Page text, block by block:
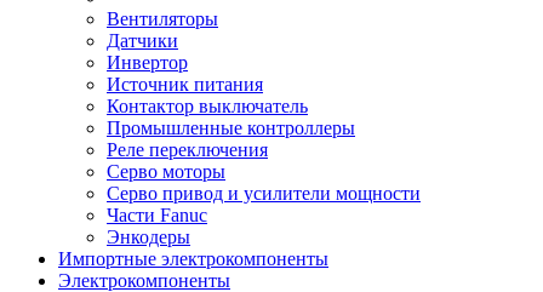
Вентиляторы
Датчики
Инвертор
Источник питания
Контактор выключатель
Промышленные контроллеры
Реле переключения
Серво моторы
Серво привод и усилители мощности
Части Fanuc
Энкодеры
Импортные электрокомпоненты
Электрокомпоненты